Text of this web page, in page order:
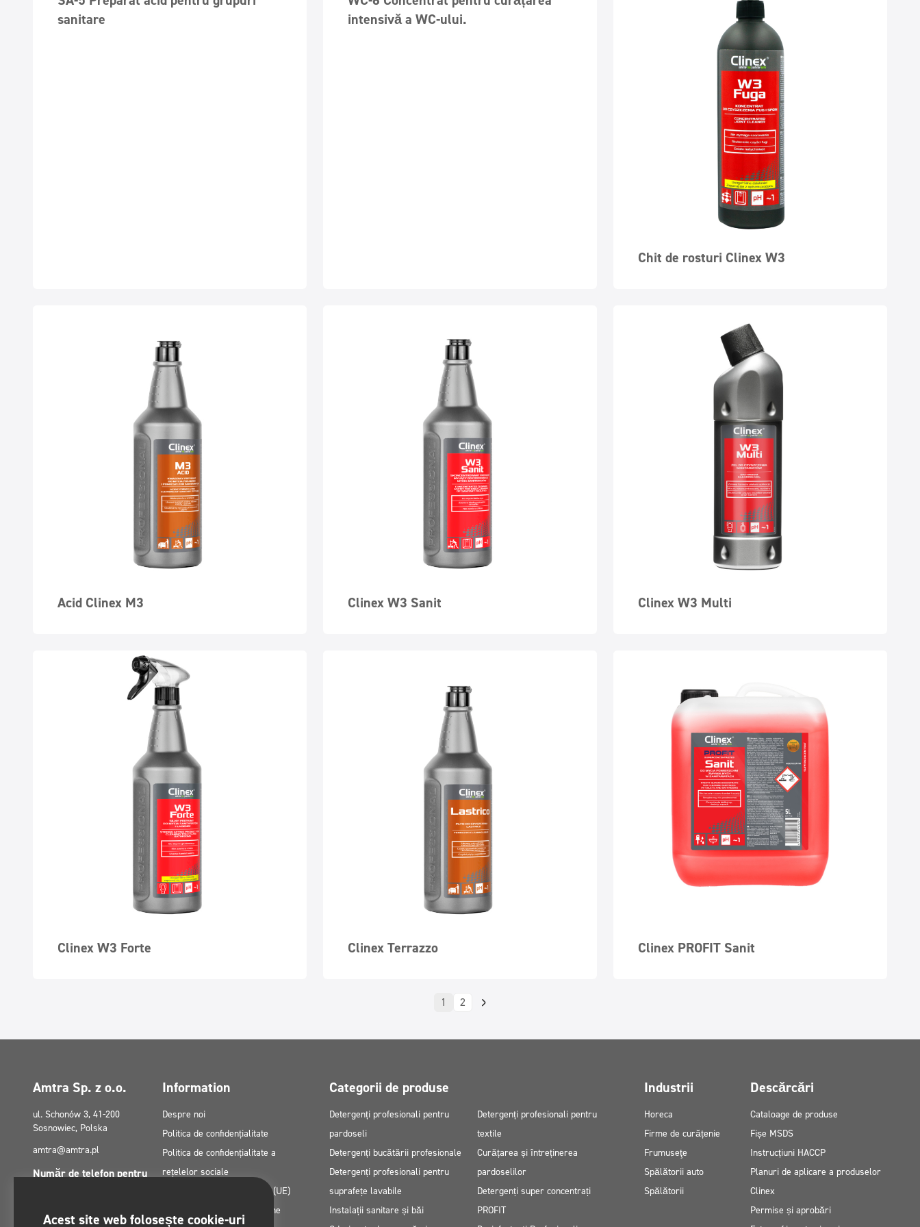
sanitare
intensivă a WC-ului.
Chit de rosturi Clinex W3
Acid Clinex M3 Clinex W3 Sanit Clinex W3 Multi
Clinex W3 Forte Clinex Terrazzo Clinex PROFIT Sanit
1 2
Amtra Sp. z o.o.
ul. Schonów 3, 41-200
Sosnowiec, Polska
amtra@amtra.pl
Număr de telefon pentru
Information
Despre noi
Politica de confidențialitate
Politica de confidențialitate a
rețelelor sociale
Politica privind cookie-urile (UE)
Granturi din fonduri europene
Categorii de produse
Detergenți profesionali pentru
pardoseli
Detergenți bucătării profesionale
Detergenți profesionali pentru
suprafețe lavabile
Instalații sanitare și băi
Detergenți profesionali pentru
textile
Curățarea și întreținerea
pardoselilor
Detergenți super concentrați
PROFIT
Industrii
Horeca
Firme de curățenie
Frumuseţe
Spălătorii auto
Spălătorii
Descărcări
Cataloage de produse
Fișe MSDS
Instrucțiuni HACCP
Planuri de aplicare a produselor
Clinex
Permise și aprobări
Acest site web folosește cookie-uri